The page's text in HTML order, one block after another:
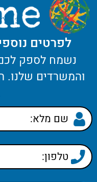
לפרטים
נשמח לספק
והמשרדים שלנו.